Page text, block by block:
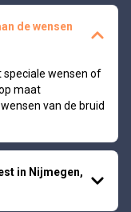
de wensen
speciale wensen of
maat
van de bruid
in Nijmegen,